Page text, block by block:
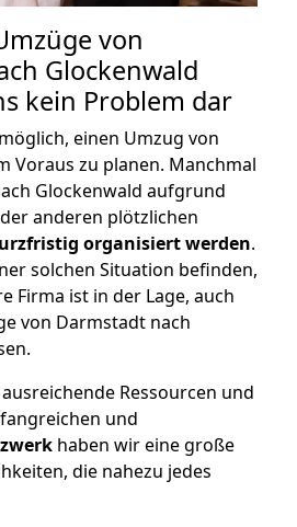
von
Glockenwald
kein Problem dar
einen Umzug von
Voraus zu planen. Manchmal
Glockenwald aufgrund
anderen plötzlichen
organisiert werden.
solchen Situation befinden,
Firma ist in der Lage, auch
von Darmstadt nach
Ressourcen und
und
haben wir eine große
die nahezu jedes